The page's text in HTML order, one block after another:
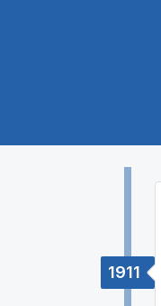
1911